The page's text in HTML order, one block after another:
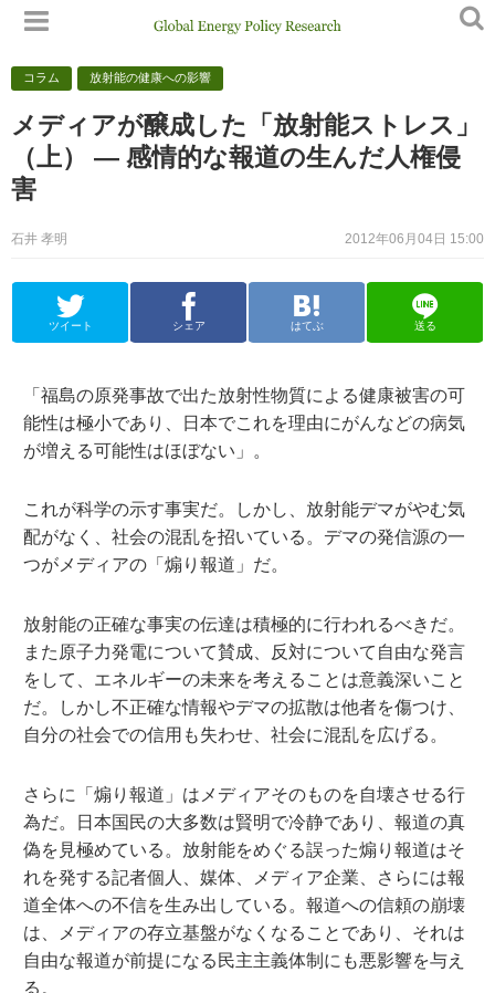
コラム 放射能の健康への影響
メディアが醸成した「放射能ストレス」
（上） — 感情的な報道の生んだ人権侵
害
2012年06月04日 15:00
石井 孝明
ツイート シェア はてぶ 送る
「福島の原発事故で出た放射性物質による健康被害の可
能性は極小であり、日本でこれを理由にがんなどの病気
が増える可能性はほぼない」。
これが科学の示す事実だ。しかし、放射能デマがやむ気
配がなく、社会の混乱を招いている。デマの発信源の一
つがメディアの「煽り報道」だ。
放射能の正確な事実の伝達は積極的に行われるべきだ。
また原子力発電について賛成、反対について自由な発言
をして、エネルギーの未来を考えることは意義深いこと
だ。しかし不正確な情報やデマの拡散は他者を傷つけ、
自分の社会での信用も失わせ、社会に混乱を広げる。
さらに「煽り報道」はメディアそのものを自壊させる行
為だ。日本国民の大多数は賢明で冷静であり、報道の真
偽を見極めている。放射能をめぐる誤った煽り報道はそ
れを発する記者個人、媒体、メディア企業、さらには報
道全体への不信を生み出している。報道への信頼の崩壊
は、メディアの存立基盤がなくなることであり、それは
自由な報道が前提になる民主主義体制にも悪影響を与え
る。